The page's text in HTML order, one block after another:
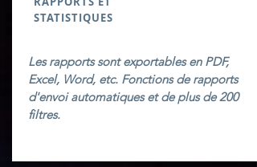
STATISTIQUES
Les rapports sont exportables en PDF,
Excel, Word, etc. Fonctions de rapports
d'envoi automatiques et de plus de 200
filtres.